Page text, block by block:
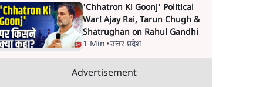
'Chhatron Ki Goonj' Political
War! Ajay Rai, Tarun Chugh &
Shatrughan on Rahul Gandhi
1 Min •उत्तर प्रदेश
Advertisement